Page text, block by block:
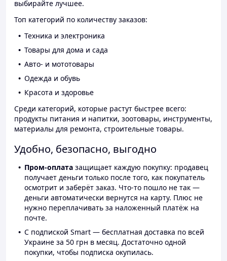
выбирайте лучшее.
Топ категорий по количеству заказов:
Техника и электроника
Товары для дома и сада
Авто- и мототовары
Одежда и обувь
Красота и здоровье
Среди категорий, которые растут быстрее всего:
продукты питания и напитки, зоотовары, инструменты,
материалы для ремонта, строительные товары.
Удобно, безопасно, выгодно
Пром-оплата защищает каждую покупку: продавец
получает деньги только после того, как покупатель
осмотрит и заберёт заказ. Что-то пошло не так —
деньги автоматически вернутся на карту. Плюс не
нужно переплачивать за наложенный платёж на
почте.
С подпиской Smart — бесплатная доставка по всей
Украине за 50 грн в месяц. Достаточно одной
покупки, чтобы подписка окупилась.